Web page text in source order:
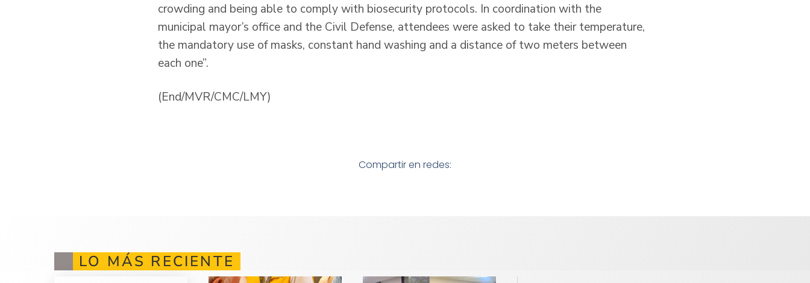
crowding and being able to comply with biosecurity protocols. In coordination with the
municipal mayor’s office and the Civil Defense, attendees were asked to take their temperature,
the mandatory use of masks, constant hand washing and a distance of two meters between
each one”.
(End/MVR/CMC/LMY)
Compartir en redes:
LO MÁS RECIENTE